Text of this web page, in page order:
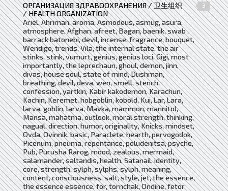
ОРГАНИЗАЦИЯ ЗДРАВООХРАНЕНИЯ / 卫生组织
/ HEALTH ORGANIZATION
3
Ariel, Ahriman, aroma, Asmodeus, asmug, asura,
atmosphere, Afghan, afreet, Bagan, baenik, swab ,
barrack batonebi, devil, incense, fragrance, bouquet,
Wendigo, trends, Vila, the internal state, the air
stinks, stink, vumurt, genius, genius loci, Gigi, most
importantly, the leprechaun, ghoul, demon, jinn,
divas, house soul, state of mind, Dushman,
breathing, devil, deva, wen, smell, stench,
confession, yartkin, Kabir kakodemon, Karachun,
Kachin, Keremet, hobgoblin, kobold, Kui, Lar, Lara,
larva, goblin, larva, Mavka, mammon, mannitol,
Mansa, mahatma, outlook, moral strength, thinking,
nagual, direction, humor, originality, Knicks, mindset,
Ovda, Ovinnik, basic, Paraclete, hearth, pervogodok,
Picenum, pneuma, repentance, poludenitsa, psyche,
Pub, Purusha Rarog, mood, zealous, mermaid,
salamander, saltandis, health, Satanail, identity,
core, strength, sylph, sylphs, sylph, meaning,
content, consciousness, salt, style, jet, the essence,
the essence essence, for, tornchak, Ondine, fetor